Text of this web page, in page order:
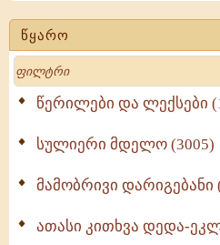
წყარო
Search
წერილები და ლექსები
სულიერი მდელო (3005)
მამობრივი დარიგებანი
ათასი კითხვა დედა-